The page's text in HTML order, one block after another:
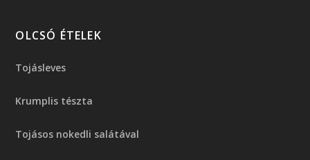
OLCSÓ ÉTELEK
Tojásleves
Krumplis tészta
Tojásos nokedli salátával